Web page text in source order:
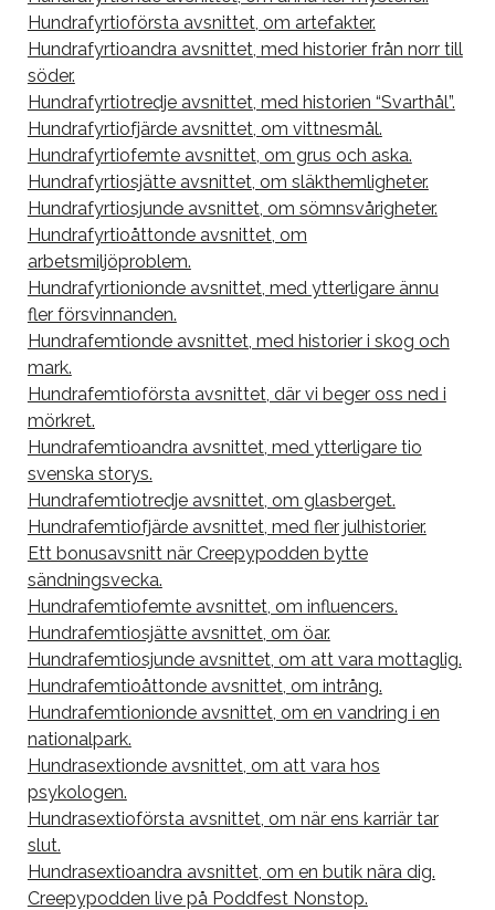
Hundrafyrtioförsta avsnittet, om artefakter.
Hundrafyrtioandra avsnittet, med historier från norr till
söder.
Hundrafyrtiotredje avsnittet, med historien “Svarthål”.
Hundrafyrtiofjärde avsnittet, om vittnesmål.
Hundrafyrtiofemte avsnittet, om grus och aska.
Hundrafyrtiosjätte avsnittet, om släkthemligheter.
Hundrafyrtiosjunde avsnittet, om sömnsvårigheter.
Hundrafyrtioåttonde avsnittet, om
arbetsmiljöproblem.
Hundrafyrtionionde avsnittet, med ytterligare ännu
fler försvinnanden.
Hundrafemtionde avsnittet, med historier i skog och
mark.
Hundrafemtioförsta avsnittet, där vi beger oss ned i
mörkret.
Hundrafemtioandra avsnittet, med ytterligare tio
svenska storys.
Hundrafemtiotredje avsnittet, om glasberget.
Hundrafemtiofjärde avsnittet, med fler julhistorier.
Ett bonusavsnitt när Creepypodden bytte
sändningsvecka.
Hundrafemtiofemte avsnittet, om influencers.
Hundrafemtiosjätte avsnittet, om öar.
Hundrafemtiosjunde avsnittet, om att vara mottaglig.
Hundrafemtioåttonde avsnittet, om intrång.
Hundrafemtionionde avsnittet, om en vandring i en
nationalpark.
Hundrasextionde avsnittet, om att vara hos
psykologen.
Hundrasextioförsta avsnittet, om när ens karriär tar
slut.
Hundrasextioandra avsnittet, om en butik nära dig.
Creepypodden live på Poddfest Nonstop.